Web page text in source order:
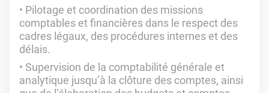
Pilotage et coordination des missions
comptables et financières dans le respect des
cadres légaux, des procédures internes et des
délais.
Supervision de la comptabilité générale et
analytique jusqu’à la clôture des comptes, ainsi